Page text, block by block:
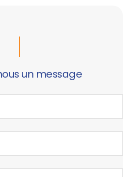
un message